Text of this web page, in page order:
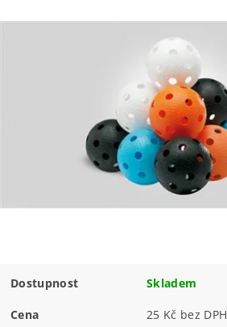
Dostupnost Skladem
Cena 25 Kč bez DPH